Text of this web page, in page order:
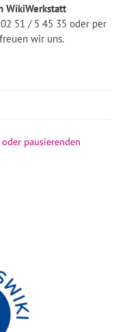
WikiWerkstatt
51 / 5 45 35 oder per
freuen wir uns.
pausierenden